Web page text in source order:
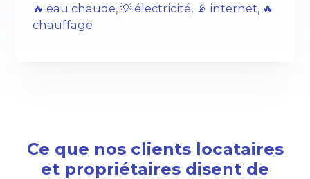
🔥 eau chaude, 💡 électricité, 📡 internet, 🔥
chauffage
Ce que nos clients locataires
et propriétaires disent de